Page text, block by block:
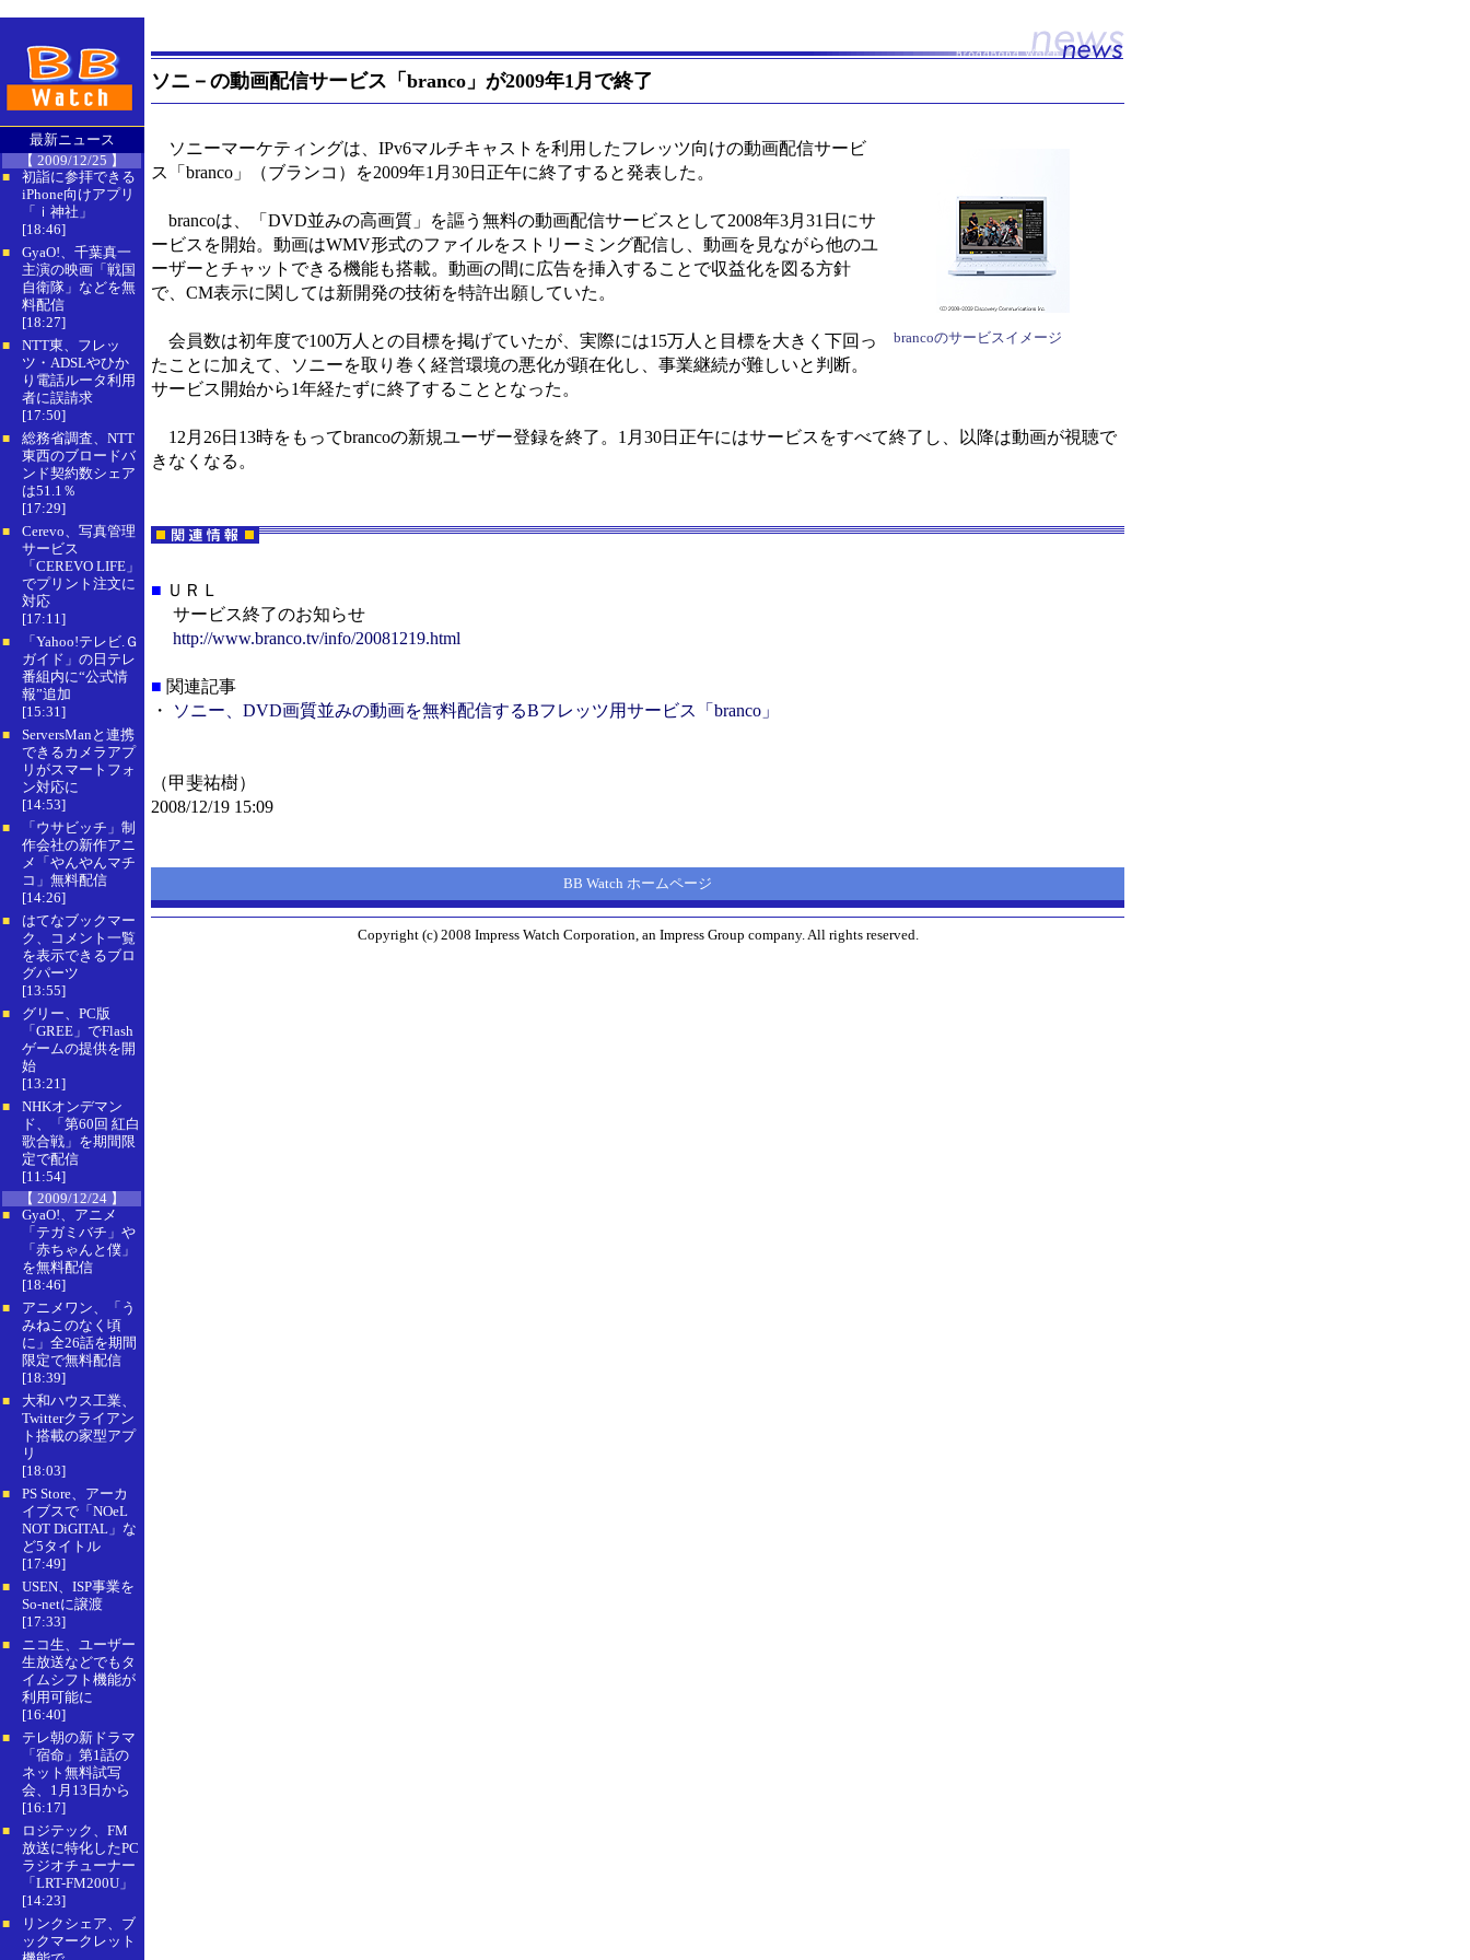
最新ニュース
【 2009/12/25 】
■
初詣に参拝できる
iPhone向けアプリ
「ｉ神社」
[18:46]
■
GyaO!、千葉真一
主演の映画「戦国
自衛隊」などを無
料配信
[18:27]
■
NTT東、フレッ
ツ・ADSLやひか
り電話ルータ利用
者に誤請求
[17:50]
■
総務省調査、NTT
東西のブロードバ
ンド契約数シェア
は51.1％
[17:29]
■
Cerevo、写真管理
サービス
「CEREVO LIFE」
でプリント注文に
対応
[17:11]
■
「Yahoo!テレビ.Ｇ
ガイド」の日テレ
番組内に“公式情
報”追加
[15:31]
■
ServersManと連携
できるカメラアプ
リがスマートフォ
ン対応に
[14:53]
■
「ウサビッチ」制
作会社の新作アニ
メ「やんやんマチ
コ」無料配信
[14:26]
■
はてなブックマー
ク、コメント一覧
を表示できるブロ
グパーツ
[13:55]
■
グリー、PC版
「GREE」でFlash
ゲームの提供を開
始
[13:21]
■
NHKオンデマン
ド、「第60回 紅白
歌合戦」を期間限
定で配信
[11:54]
【 2009/12/24 】
■
GyaO!、アニメ
「テガミバチ」や
「赤ちゃんと僕」
を無料配信
[18:46]
■
アニメワン、「う
みねこのなく頃
に」全26話を期間
限定で無料配信
[18:39]
■
大和ハウス工業、
Twitterクライアン
ト搭載の家型アプ
リ
[18:03]
■
PS Store、アーカ
イブスで「NOeL
NOT DiGITAL」な
ど5タイトル
[17:49]
■
USEN、ISP事業を
So-netに譲渡
[17:33]
■
ニコ生、ユーザー
生放送などでもタ
イムシフト機能が
利用可能に
[16:40]
■
テレ朝の新ドラマ
「宿命」第1話の
ネット無料試写
会、1月13日から
[16:17]
■
ロジテック、FM
放送に特化したPC
ラジオチューナー
「LRT-FM200U」
[14:23]
■
リンクシェア、ブ
ックマークレット
ソニ－の動画配信サービス「branco」が2009年1月で終了
brancoのサービスイメージ
ソニーマーケティングは、IPv6マルチキャストを利用したフレッツ向けの動画配信サービ
ス「branco」（ブランコ）を2009年1月30日正午に終了すると発表した。
brancoは、「DVD並みの高画質」を謳う無料の動画配信サービスとして2008年3月31日にサ
ービスを開始。動画はWMV形式のファイルをストリーミング配信し、動画を見ながら他のユ
ーザーとチャットできる機能も搭載。動画の間に広告を挿入することで収益化を図る方針
で、CM表示に関しては新開発の技術を特許出願していた。
会員数は初年度で100万人との目標を掲げていたが、実際には15万人と目標を大きく下回っ
たことに加えて、ソニーを取り巻く経営環境の悪化が顕在化し、事業継続が難しいと判断。
サービス開始から1年経たずに終了することとなった。
12月26日13時をもってbrancoの新規ユーザー登録を終了。1月30日正午にはサービスをすべて終了し、以降は動画が視聴で
きなくなる。
■ ＵＲＬ
サービス終了のお知らせ
http://www.branco.tv/info/20081219.html
■ 関連記事
・
ソニー、DVD画質並みの動画を無料配信するBフレッツ用サービス「branco」
（甲斐祐樹）
2008/12/19 15:09
BB Watch ホームページ
Copyright (c) 2008 Impress Watch Corporation, an Impress Group company. All rights reserved.